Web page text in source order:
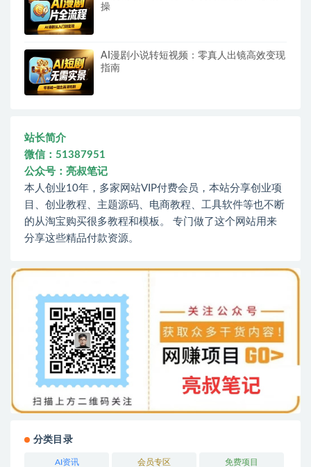
操
AI漫剧小说转短视频：零真人出镜高效变现
指南
站长简介
微信：51387951
公众号：亮叔笔记
本人创业10年，多家网站VIP付费会员，本站分享创业项
目、创业教程、主题源码、电商教程、工具软件等也不断
的从淘宝购买很多教程和模板。 专门做了这个网站用来
分享这些精品付款资源。
分类目录
AI资讯 会员专区 免费项目